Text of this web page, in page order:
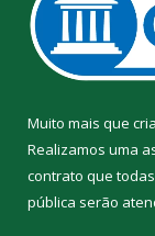
Muito mais que
Realizamos uma
contrato que
pública serão